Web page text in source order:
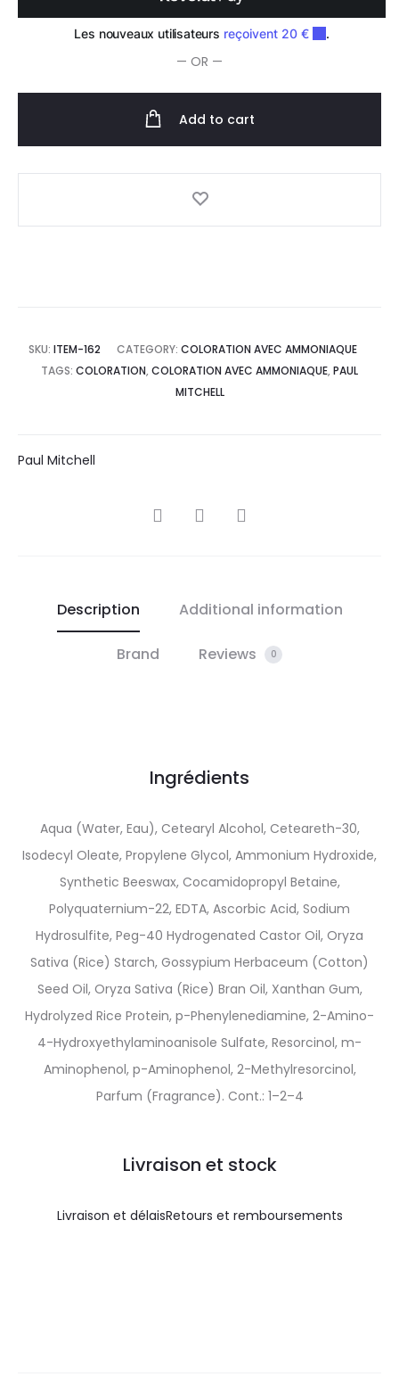
quantity
— OR —
Add to cart
SKU: ITEM-162 CATEGORY: COLORATION AVEC AMMONIAQUE
TAGS: COLORATION, COLORATION AVEC AMMONIAQUE, PAUL
MITCHELL
Paul Mitchell
SHARE
Description Additional information
Brand Reviews 0
Ingrédients
Aqua (Water, Eau), Cetearyl Alcohol, Ceteareth-30,
Isodecyl Oleate, Propylene Glycol, Ammonium Hydroxide,
Synthetic Beeswax, Cocamidopropyl Betaine,
Polyquaternium-22, EDTA, Ascorbic Acid, Sodium
Hydrosulfite, Peg-40 Hydrogenated Castor Oil, Oryza
Sativa (Rice) Starch, Gossypium Herbaceum (Cotton)
Seed Oil, Oryza Sativa (Rice) Bran Oil, Xanthan Gum,
Hydrolyzed Rice Protein, p-Phenylenediamine, 2-Amino-
4-Hydroxyethylaminoanisole Sulfate, Resorcinol, m-
Aminophenol, p-Aminophenol, 2-Methylresorcinol,
Parfum (Fragrance). Cont.: 1–2–4
Livraison et stock
Livraison et délaisRetours et remboursements